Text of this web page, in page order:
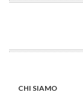
CHI SIAMO